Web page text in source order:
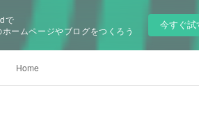
で
ームページやブログをつくろう
今すぐ試
Home